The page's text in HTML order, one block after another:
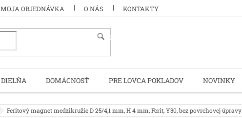
MOJA OBJEDNÁVKA O NÁS KONTAKTY
HĽADAŤ
DIELŇA DOMÁCNOSŤ PRE LOVCA POKLADOV NOVINKY
Feritový magnet medzikružie D 25/4,1 mm, H 4 mm, Ferit, Y30, bez povrchovej úpravy